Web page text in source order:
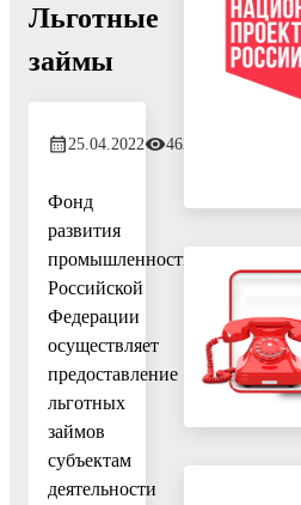
Льготные
займы
25.04.2022 462
Фонд
развития
промышленности
Российской
Федерации
осуществляет
предоставление
льготных
займов
субъектам
деятельности